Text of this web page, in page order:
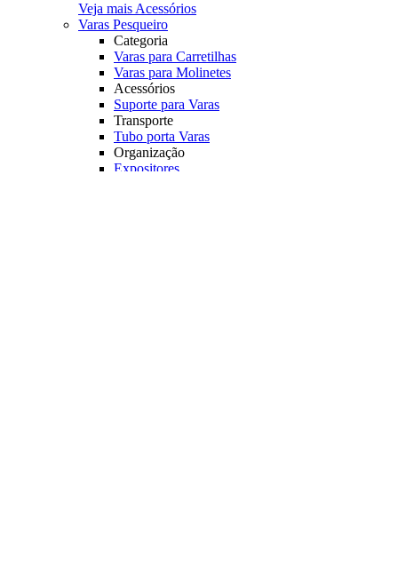
Veja mais Acessórios
Varas Pesqueiro
Categoria
Varas para Carretilhas
Varas para Molinetes
Acessórios
Suporte para Varas
Transporte
Tubo porta Varas
Organização
Expositores